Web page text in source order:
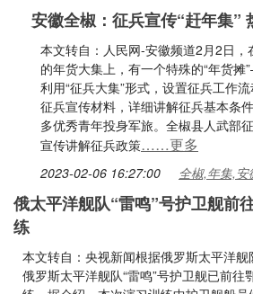
安徽全椒：征兵宣传“赶年集”
本文转自：人民网-安徽频道2月2日，
的年货大集上，有一个特殊的“年货
利用“征兵大集”形式，设置征兵工作
征兵宣传材料，详细讲解征兵基本条
多优秀青年投身军旅。全椒县人武部
宣传讲解征兵政策……更多
2023-02-06 16:27:00 全椒,年集,
俄太平洋舰队“雷鸣”号护卫舰前
练
本文转自：央视新闻根据俄罗斯太平洋舰
俄罗斯太平洋舰队“雷鸣”号护卫舰已前往